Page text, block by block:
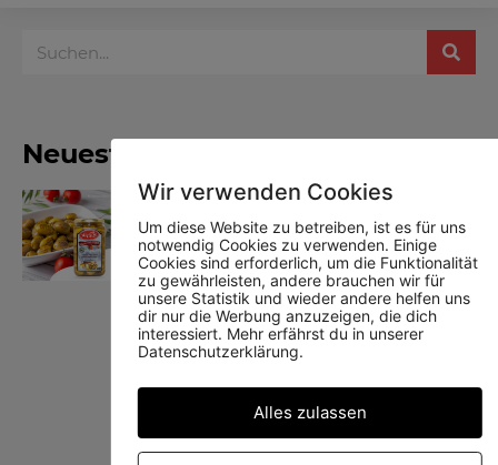
Neueste Produkte
Yedoy gegrillte grüne Oliven
Yedoy Schwarze Oliven
Wir verwenden Cookies
Um diese Website zu betreiben, ist es für uns
notwendig Cookies zu verwenden. Einige
Cookies sind erforderlich, um die Funktionalität
zu gewährleisten, andere brauchen wir für
unsere Statistik und wieder andere helfen uns
dir nur die Werbung anzuzeigen, die dich
interessiert. Mehr erfährst du in unserer
Datenschutzerklärung.
Alles zulassen